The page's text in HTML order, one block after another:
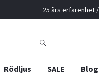
25 års erfarenhet
Rödljus SALE